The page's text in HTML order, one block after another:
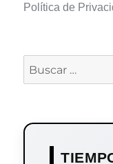
Política de
Buscar
por: